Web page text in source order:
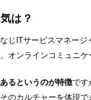
は？
じITサービスマネー
オンラインコミュニケ
るというのが特徴で
のカルチャーを体現